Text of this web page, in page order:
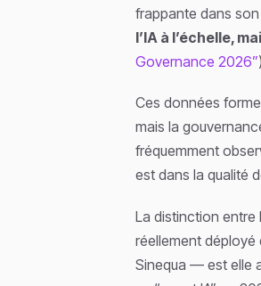
frappante dans
l’IA à l’échelle,
Governance 2026”
Ces données
mais la
fréquemment
est dans la qualité
La distinction entre
réellement
Sinequa — est elle